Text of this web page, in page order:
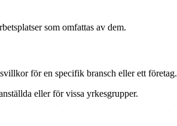
som omfattas av dem.
för en specifik bransch eller ett företag.
eller för vissa yrkesgrupper.